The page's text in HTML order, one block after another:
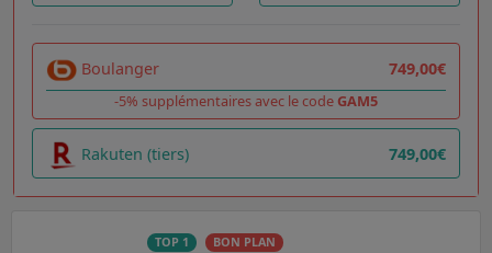
Boulanger 749,00€
-5% supplémentaires avec le code GAM5
Rakuten (tiers) 749,00€
TOP 1 BON PLAN